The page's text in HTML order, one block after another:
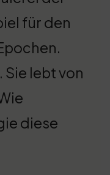
für den
lebt von
diese